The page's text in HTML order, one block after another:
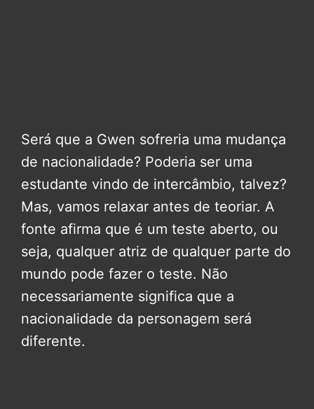
Será que a Gwen sofreria uma mudança
de nacionalidade? Poderia ser uma
estudante vindo de intercâmbio, talvez?
Mas, vamos relaxar antes de teoriar. A
fonte afirma que é um teste aberto, ou
seja, qualquer atriz de qualquer parte do
mundo pode fazer o teste. Não
necessariamente significa que a
nacionalidade da personagem será
diferente.